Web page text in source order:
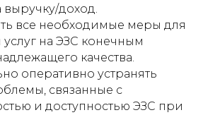
выручку/доход.
все необходимые меры для
на ЭЗС конечным
качества.
оперативно устранять
связанные с
и доступностью ЭЗС при